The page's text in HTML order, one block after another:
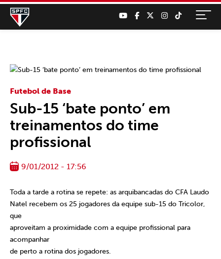
Futebol de Base
Sub-15 ‘bate ponto’ em
treinamentos do time
profissional
9/01/2012 - 17:56
Toda a tarde a rotina se repete: as arquibancadas do CFA Laudo
Natel recebem os 25 jogadores da equipe sub-15 do Tricolor,
que
aproveitam a proximidade com a equipe profissional para
acompanhar
de perto a rotina dos jogadores.